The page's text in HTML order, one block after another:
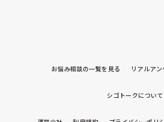
お悩み相談の一覧を見る リアルア
シゴトークについて